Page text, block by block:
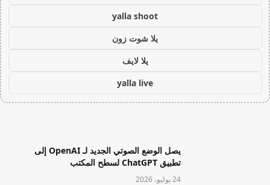
yalla shoot
يلا شوت زون
يلا لايف
yalla live
يصل الوضع الصوتي الجديد لـ OpenAI إلى
تطبيق ChatGPT لسطح المكتب
24 يوليو، 2026